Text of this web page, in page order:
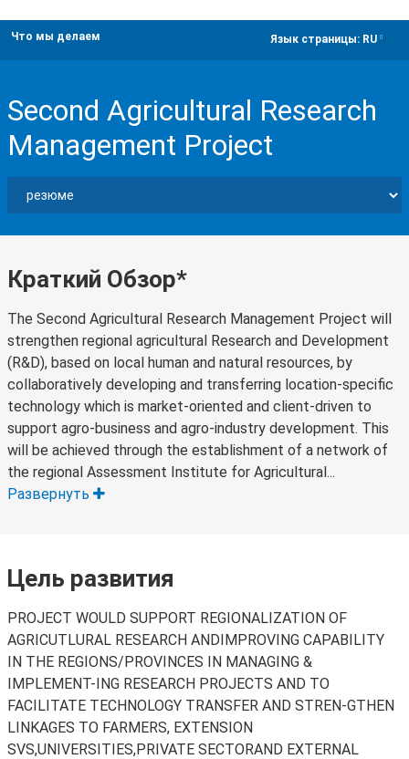
Что мы делаем Язык страницы: RU
Second Agricultural Research
Management Project
Краткий Обзор*
The Second Agricultural Research Management Project will
strengthen regional agricultural Research and Development
(R&D), based on local human and natural resources, by
collaboratively developing and transferring location-specific
technology which is market-oriented and client-driven to
support agro-business and agro-industry development. This
will be achieved through the establishment of a network of
the regional Assessment Institute for Agricultural...
Развернуть
Цель развития
PROJECT WOULD SUPPORT REGIONALIZATION OF
AGRICUTLURAL RESEARCH ANDIMPROVING CAPABILITY
IN THE REGIONS/PROVINCES IN MANAGING &
IMPLEMENT-ING RESEARCH PROJECTS AND TO
FACILITATE TECHNOLOGY TRANSFER AND STREN-GTHEN
LINKAGES TO FARMERS, EXTENSION
SVS,UNIVERSITIES,PRIVATE SECTORAND EXTERNAL